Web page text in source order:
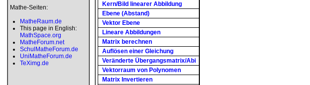
Mathe-Seiten:
MatheRaum.de
This page in English:
MathSpace.org
MatheForum.net
SchulMatheForum.de
UniMatheForum.de
TeXimg.de
Kern/Bild linearer Abbildung
Ebene (Abstand)
Vektor Ebene
Lineare Abbildungen
Matrix berechnen
Auflösen einer Gleichung
Veränderte Übergangsmatrix/Abi
Vektorraum von Polynomen
Matrix Invertieren